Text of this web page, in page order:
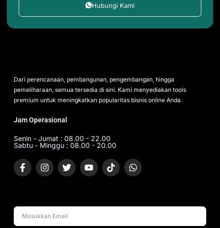
Hubungi Kami
Dari perencanaan, pembangunan, pengembangan, hingga
pemeliharaan, semua tersedia di sini. Kami menyediakan tools
premium untuk meningkatkan popularitas bisnis online Anda.
Jam Operasional
Senin - Jumat : 08.00 - 22.00
Sabtu - Minggu : 08.00 - 20.00